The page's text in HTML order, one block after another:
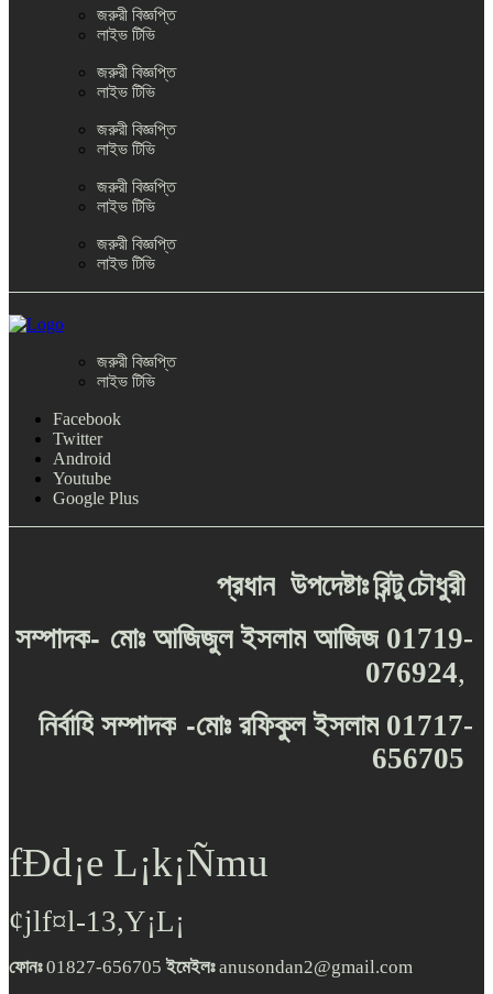
জরুরী বিজ্ঞপ্তি
লাইভ টিভি
জরুরী বিজ্ঞপ্তি
লাইভ টিভি
জরুরী বিজ্ঞপ্তি
লাইভ টিভি
জরুরী বিজ্ঞপ্তি
লাইভ টিভি
জরুরী বিজ্ঞপ্তি
লাইভ টিভি
জরুরী বিজ্ঞপ্তি
লাইভ টিভি
Facebook
Twitter
Android
Youtube
Google Plus
প্রধান উপদেষ্টাঃরিন্টুচৌধুরী
সম্পাদক- মোঃ আজিজুল ইসলাম আজিজ 01719-
076924,
নির্বাহি সম্পাদক -মোঃ রফিকুল ইসলাম 01717-
656705
fÐd¡e L¡k¡Ñmu
¢jlf¤l-13,Y¡L¡
ফোনঃ01827-656705ইমেইলঃanusondan2@gmail.com